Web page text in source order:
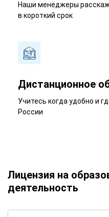
Наши менеджеры
в короткий срок
Дистанционное
Учитесь когда удобно и
России
Лицензия на
деятельность